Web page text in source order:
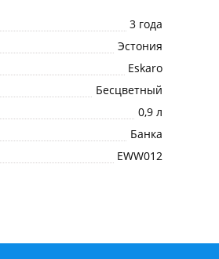
3 года
Эстония
Eskaro
Бесцветный
0,9 л
Банка
EWW012